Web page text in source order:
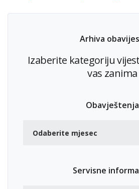
Arhiva
Izaberite kategoriju
vas zanima
Obavještenja
Servisne